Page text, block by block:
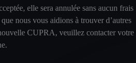
elle sera annulée sans aucun frais
nous vous aidions à trouver d’autres
CUPRA, veuillez contacter votre